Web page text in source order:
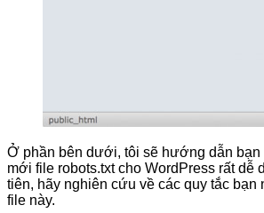
Ở phần bên dưới, tôi sẽ hướng dẫn bạn
mới file robots.txt cho WordPress rất dễ
tiên, hãy nghiên cứu về các quy tắc bạn
file này.